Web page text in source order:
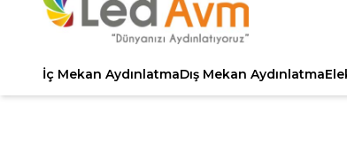
İç Mekan AydınlatmaDış Mekan Aydınlatma